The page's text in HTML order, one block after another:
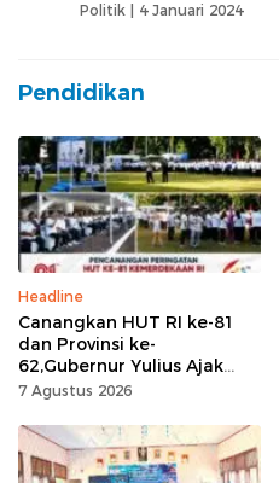
Politik | 4 Januari 2024
Pendidikan
Headline
Canangkan HUT RI ke-81
dan Provinsi ke-
62,Gubernur Yulius Ajak
Seluruh Masyarakat
Kemerdekaan Momentum
Kerja Keras
7 Agustus 2026